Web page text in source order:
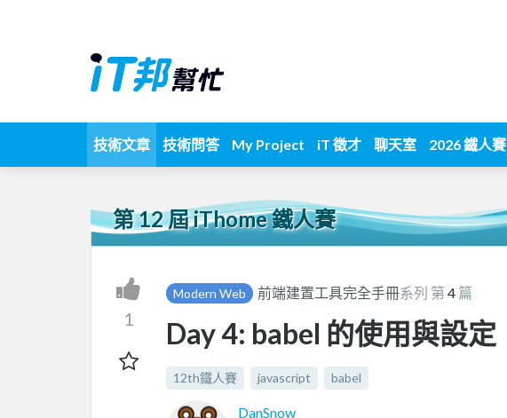
技術文章 技術問答 My Project iT 徵才 聊天室 2026 鐵人賽
第 12 屆 iThome 鐵人賽
1
Modern Web 前端建置工具完全手冊系列 第4 篇
Day 4: babel 的使用與設定
12th鐵人賽 javascript babel
DanSnow